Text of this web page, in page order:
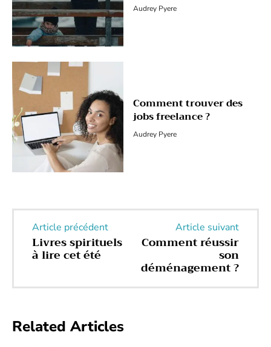
Audrey Pyere
Comment trouver des
jobs freelance ?
Audrey Pyere
Article précédent
Livres spirituels
à lire cet été
Article suivant
Comment réussir
son
déménagement ?
Related Articles